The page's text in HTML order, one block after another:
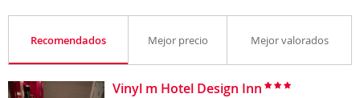
Recomendados Mejor precio Mejor valorados
Vinyl m Hotel Design Inn